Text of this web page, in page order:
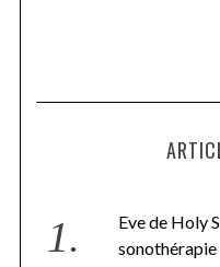
Eve de Holy
sonothérapie